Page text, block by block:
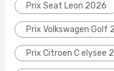
Prix Seat Leon 2026
Prix Volkswagen Golf
Prix Citroen C elysee